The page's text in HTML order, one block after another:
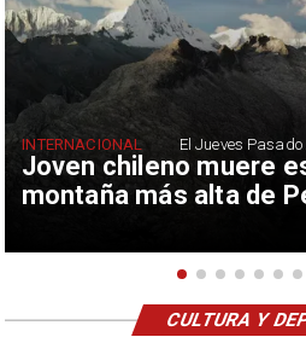
Joven chileno muere
montaña más alta de
INTERNACIONAL El Jueves
CULTURA Y